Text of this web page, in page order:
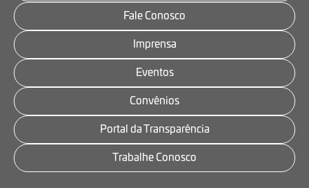
Fale Conosco
Imprensa
Eventos
Convênios
Portal da Transparência
Trabalhe Conosco